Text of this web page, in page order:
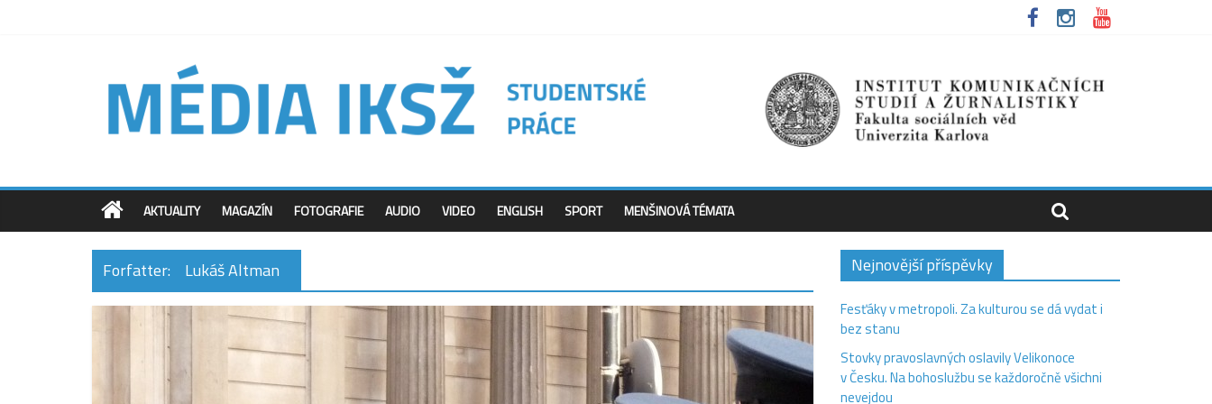
AKTUALITY MAGAZÍN FOTOGRAFIE AUDIO VIDEO ENGLISH SPORT MENŠINOVÁ TÉMATA
Forfatter: Lukáš Altman Nejnovější příspěvky
Fesťáky v metropoli. Za kulturou se dá vydat i
bez stanu
Stovky pravoslavných oslavily Velikonoce
v Česku. Na bohoslužbu se každoročně všichni
nevejdou